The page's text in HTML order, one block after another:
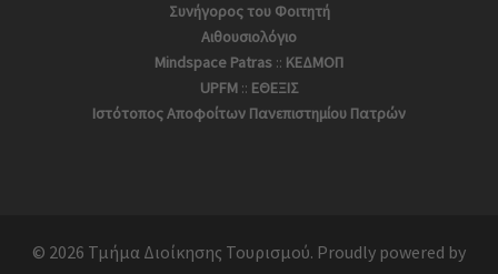
Συνήγορος του Φοιτητή
Αιθουσιολόγιο
Mindspace Patras :: ΚΕΔΜΟΠ
UPFM:: ΕΘΕΞΙΣ
Ιστότοπος Αποφoίτων Πανεπιστημίου Πατρών
© 2026 Τμήμα Διοίκησης Τουρισμού. Proudly powered by